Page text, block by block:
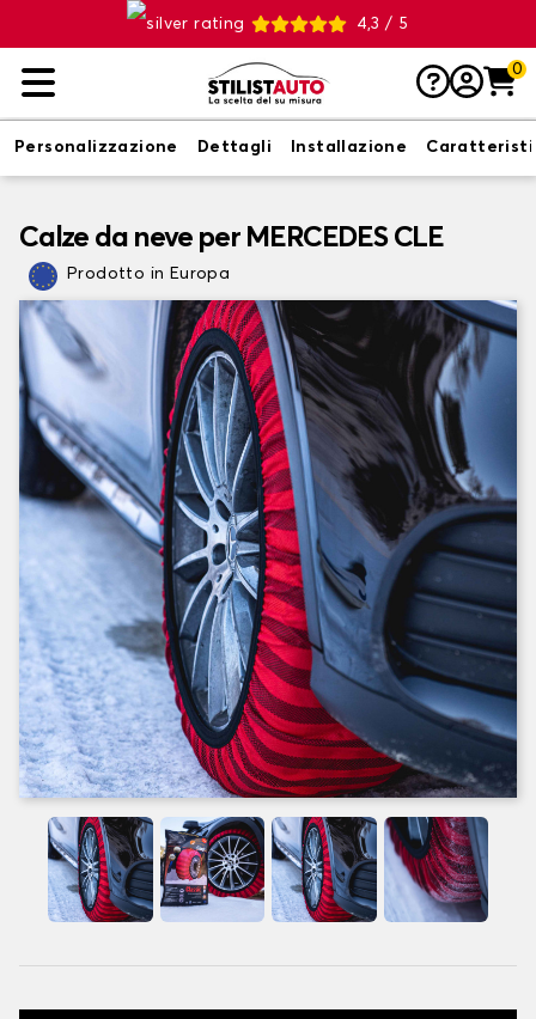
4,3 / 5
0
Personalizzazione Dettagli Installazione
Calze da neve per MERCEDES CLE
Prodotto in Europa